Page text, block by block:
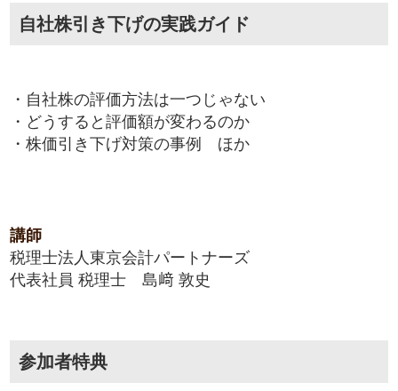
自社株引き下げの実践ガイド
・自社株の評価方法は一つじゃない
・どうすると評価額が変わるのか
・株価引き下げ対策の事例 ほか
講師
税理士法人東京会計パートナーズ
代表社員 税理士 島﨑 敦史
参加者特典